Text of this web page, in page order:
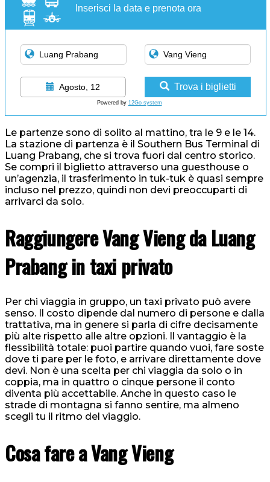
Inserisci la data e prenota ora
Agosto, 12 Trova i biglietti
Powered by 12Go system
Le partenze sono di solito al mattino, tra le 9 e le 14.
La stazione di partenza è il Southern Bus Terminal di
Luang Prabang, che si trova fuori dal centro storico.
Se compri il biglietto attraverso una guesthouse o
un’agenzia, il trasferimento in tuk-tuk è quasi sempre
incluso nel prezzo, quindi non devi preoccuparti di
arrivarci da solo.
Raggiungere Vang Vieng da Luang
Prabang in taxi privato
Per chi viaggia in gruppo, un taxi privato può avere
senso. Il costo dipende dal numero di persone e dalla
trattativa, ma in genere si parla di cifre decisamente
più alte rispetto alle altre opzioni. Il vantaggio è la
flessibilità totale: puoi partire quando vuoi, fare soste
dove ti pare per le foto, e arrivare direttamente dove
devi. Non è una scelta per chi viaggia da solo o in
coppia, ma in quattro o cinque persone il conto
diventa più accettabile. Anche in questo caso le
strade di montagna si fanno sentire, ma almeno
scegli tu il ritmo del viaggio.
Cosa fare a Vang Vieng